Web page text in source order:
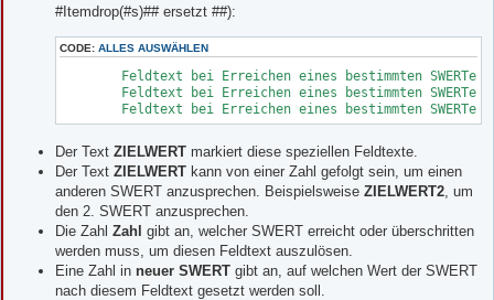
	AllgemeinZIELWERTtext2##
#Itemdrop(#s)## ersetzt ##):
CODE: ALLES AUSWÄHLEN
Feldtext bei Erreichen eines bestimmten
Der Text ZIELWERT markiert diese speziellen Feldtexte.
Der Text ZIELWERT kann von einer Zahl gefolgt sein, um einen
anderen SWERT anzusprechen. Beispielsweise ZIELWERT2 , um
den 2. SWERT anzusprechen.
Die Zahl Zahl gibt an, welcher SWERT erreicht oder überschritten
werden muss, um diesen Feldtext auszulösen.
Eine Zahl in neuer SWERT gibt an, auf welchen Wert der SWERT
nach diesem Feldtext gesetzt werden soll.